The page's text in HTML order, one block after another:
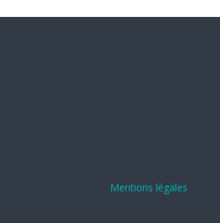
Mentions légales